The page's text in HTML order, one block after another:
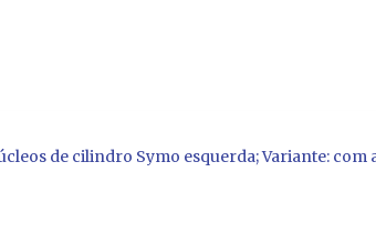
de cilindro Symo esquerda; Variante: com